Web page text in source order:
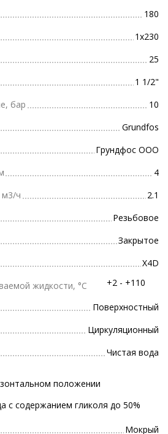
180
1х230
25
1 1/2"
бар
10
Grundfos
Грундфос ООО
4
м3/ч
2.1
Резьбовое
Закрытое
X4D
жидкости, °С
+2 - +110
Поверхностный
Циркуляционный
Чистая вода
положении
с содержанием гликоля до 50%
Мокрый